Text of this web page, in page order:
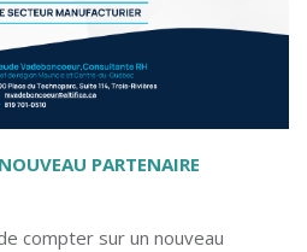
PARTENAIRE
compter sur un nouveau